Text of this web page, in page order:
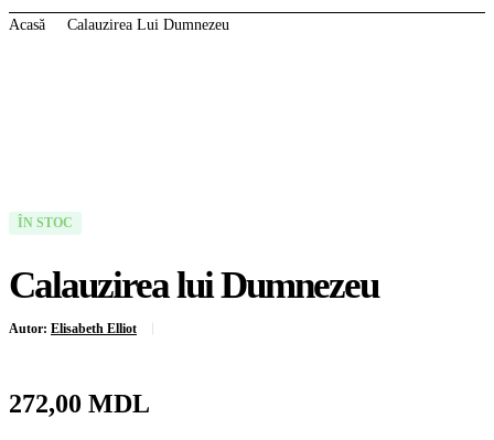
Acasă Calauzirea Lui Dumnezeu
ÎN STOC
Calauzirea lui Dumnezeu
Autor: Elisabeth Elliot
272,00 MDL